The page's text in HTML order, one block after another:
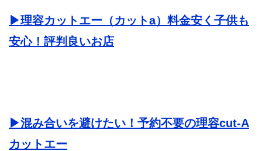
▶︎理容カットエー（カットa）料金安く子供も
安心！評判良いお店
▶︎混み合いを避けたい！予約不要の理容cut-A
カットエー